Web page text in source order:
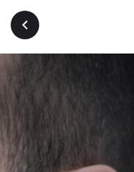
Direkt zum Inhalt